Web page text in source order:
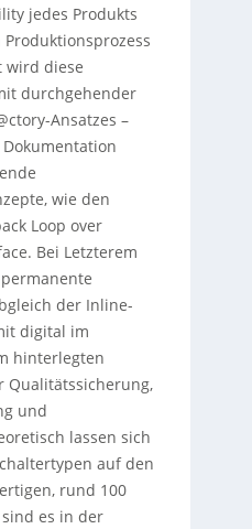
jedes Produkts
wird diese
durchgehender
Ansatzes –
wie den
Loop over
Bei Letzterem
der Inline-
digital im
hinterlegten
Qualitätssicherung,
und
lassen sich
auf den
rund 100
es in der